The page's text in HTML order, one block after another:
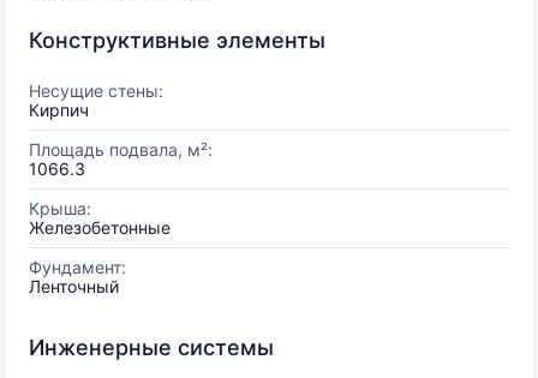
Конструктивные элементы
Несущие стены:
Кирпич
Площадь подвала, м²:
1066.3
Крыша:
Железобетонные
Фундамент:
Ленточный
Инженерные системы